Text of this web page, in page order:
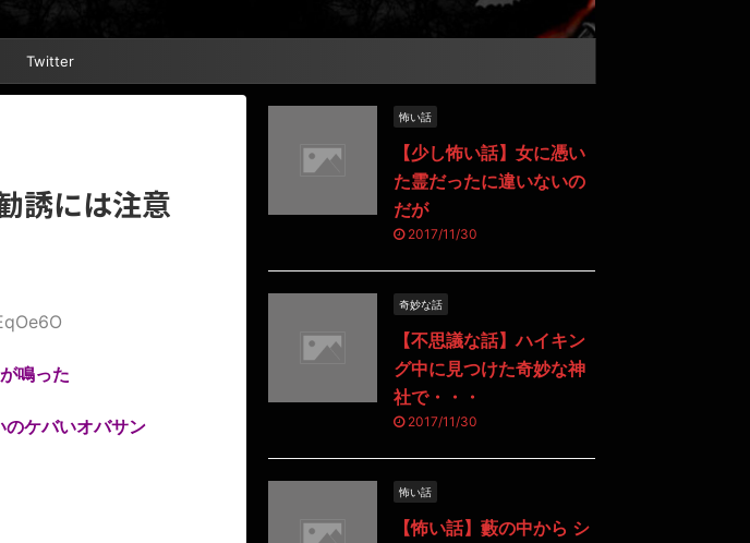
Twitter
誘には注意
鳴った
ケバいオバサン
怖い話
【少し怖い話】女に憑い
た霊だったに違いないの
だが
2017/11/30
奇妙な話
【不思議な話】ハイキン
グ中に見つけた奇妙な神
社で・・・
2017/11/30
怖い話
【怖い話】藪の中から シ